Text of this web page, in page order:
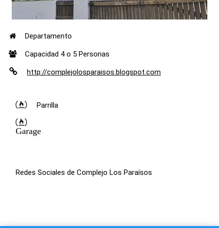
Departamento
Capacidad 4 o 5 Personas
http://complejolosparaisos.blogspot.com
Parrilla
Garage
Redes Sociales de Complejo Los Paraísos